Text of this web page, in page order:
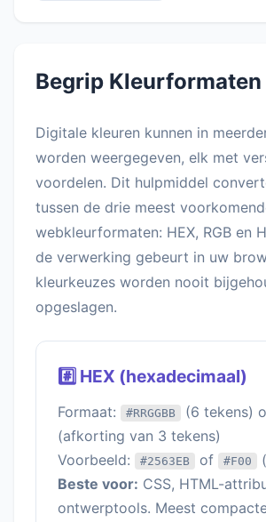
Begrip Kleurformaten
Digitale kleuren kunnen in
worden weergegeven, elk met
voordelen. Dit hulpmiddel
tussen de drie meest
webkleurformaten: HEX, RGB en
de verwerking gebeurt in uw
kleurkeuzes worden nooit
opgeslagen.
#️⃣ HEX (hexadecimaal)
Formaat: #RRGGBB (6 tekens)
(afkorting van 3 tekens)
Voorbeeld:
#2563EB of #F00
Beste voor: CSS, HTML-
ontwerptools. Meest